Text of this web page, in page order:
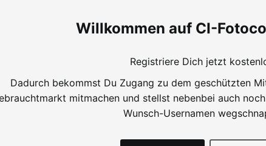
CI-
Registriere Dich jetzt
Dadurch bekommst Du Zugang zu dem geschützten
mitmachen und stellst nebenbei auch
Wunsch-Usernamen